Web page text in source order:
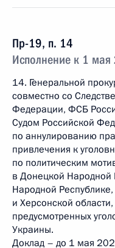
Пр-19, п. 14
Исполнение к 1 мая
14. Генеральной
совместно со
Федерации, ФСБ
Судом Российской
по аннулированию
привлечения к
по политическим
в Донецкой Народной
Народной
и Херсонской
предусмотренных
Украины.
Доклад – до 1 мая